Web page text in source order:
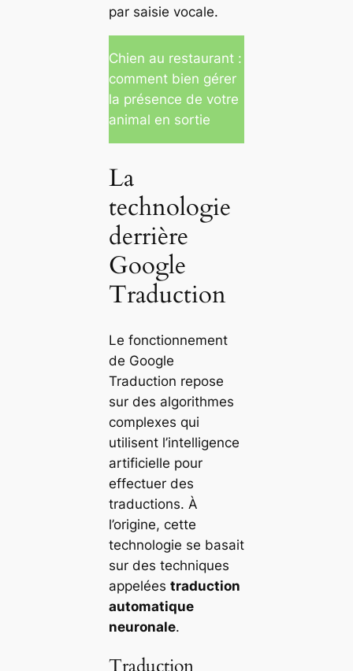
par saisie vocale.
Chien au restaurant :
comment bien gérer
la présence de votre
animal en sortie
La
technologie
derrière
Google
Traduction
Le fonctionnement
de Google
Traduction repose
sur des algorithmes
complexes qui
utilisent l’intelligence
artificielle pour
effectuer des
traductions. À
l’origine, cette
technologie se basait
sur des techniques
appelées traduction
automatique
neuronale.
Traduction